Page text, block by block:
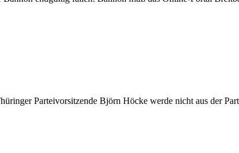
Parteivorsitzende Björn Höcke werde nicht aus der